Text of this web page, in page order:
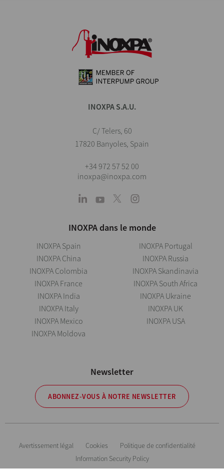
INOXPA S.A.U.
C/ Telers, 60
17820 Banyoles, Spain
+34 972 57 52 00
inoxpa@inoxpa.com
INOXPA dans le monde
INOXPA Spain
INOXPA China
INOXPA Colombia
INOXPA France
INOXPA India
INOXPA Italy
INOXPA Mexico
INOXPA Moldova
INOXPA Portugal
INOXPA Russia
INOXPA Skandinavia
INOXPA South Africa
INOXPA Ukraine
INOXPA UK
INOXPA USA
Newsletter
ABONNEZ-VOUS À NOTRE NEWSLETTER
Avertissement légal Cookies
Politique de confidentialité
Information Security Policy